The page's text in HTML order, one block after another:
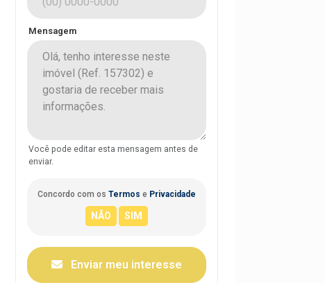
Mensagem
Você pode editar esta mensagem antes de
enviar.
Concordo com os Termos e Privacidade
Enviar meu interesse